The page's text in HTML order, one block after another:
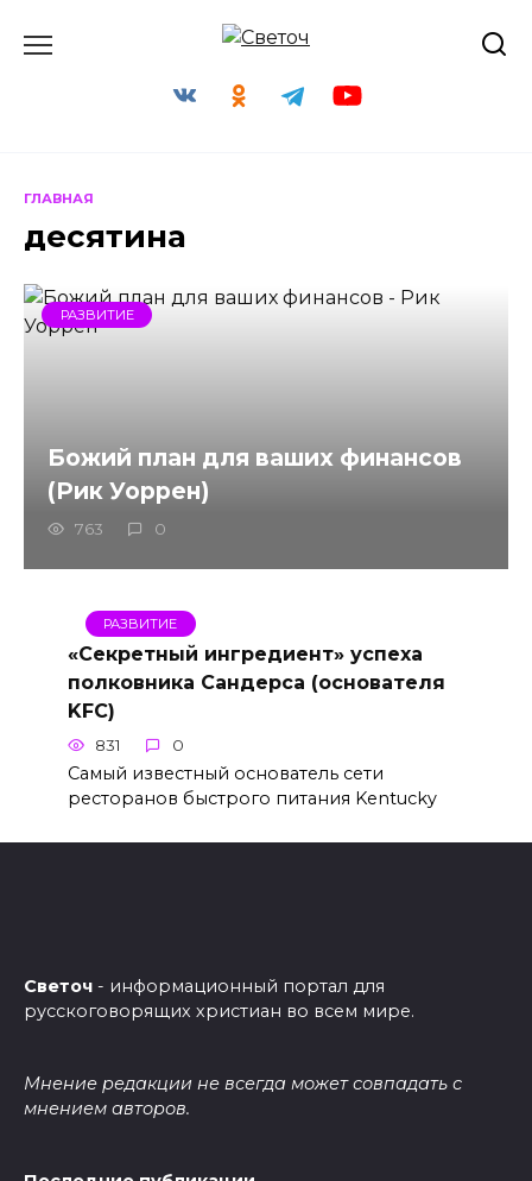
ГЛАВНАЯ
десятина
РАЗВИТИЕ
Божий план для ваших финансов
(Рик Уоррен)
763 0
РАЗВИТИЕ
«Секретный ингредиент» успеха
полковника Сандерса (основателя
KFC)
831 0
Самый известный основатель сети
ресторанов быстрого питания Kentucky
Светоч - информационный портал для
русскоговорящих христиан во всем мире.
Мнение редакции не всегда может совпадать с
мнением авторов.